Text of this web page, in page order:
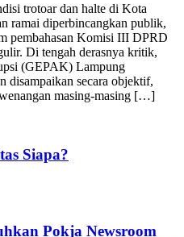
trotoar dan halte di Kota
ramai diperbincangkan publik,
pembahasan Komisi III DPRD
Di tengah derasnya kritik,
(GEPAK) Lampung
disampaikan secara objektif,
masing-masing […]
Siapa?
Pokja Newsroom